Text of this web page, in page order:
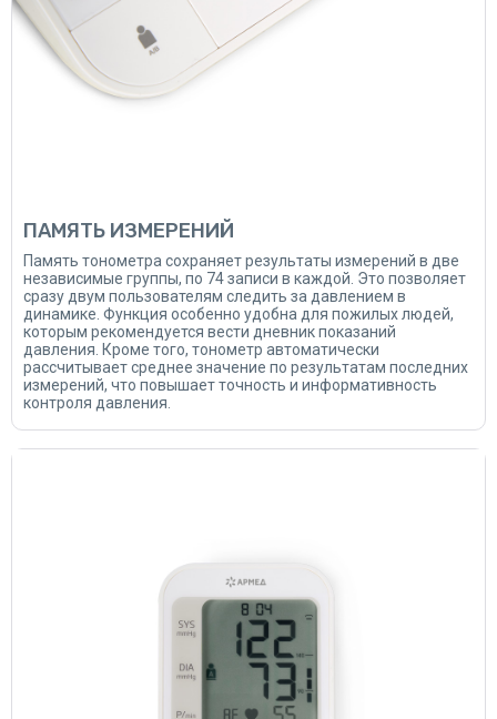
ПАМЯТЬ ИЗМЕРЕНИЙ
Память тонометра сохраняет результаты измерений в две
независимые группы, по 74 записи в каждой. Это позволяет
сразу двум пользователям следить за давлением в
динамике. Функция особенно удобна для пожилых людей,
которым рекомендуется вести дневник показаний
давления. Кроме того, тонометр автоматически
рассчитывает среднее значение по результатам последних
измерений, что повышает точность и информативность
контроля давления.